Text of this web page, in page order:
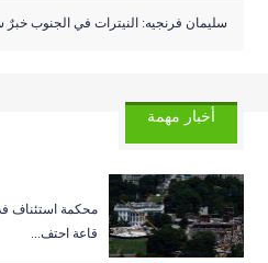
سليمان فرنجيه: النيترات في الجنوب خبرٌ
أخبار مهمة
‏محكمة استئناف
قاعة احتف...